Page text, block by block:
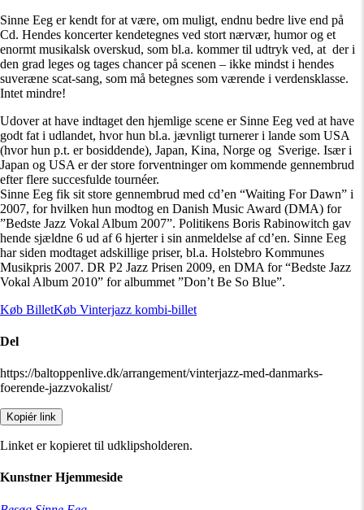
Sinne Eeg er kendt for at være, om muligt, endnu bedre live end på
Cd. Hendes koncerter kendetegnes ved stort nærvær, humor og et
enormt musikalsk overskud, som bl.a. kommer til udtryk ved, at der i
den grad leges og tages chancer på scenen – ikke mindst i hendes
suveræne scat-sang, som må betegnes som værende i verdensklasse.
Intet mindre!
Udover at have indtaget den hjemlige scene er Sinne Eeg ved at have
godt fat i udlandet, hvor hun bl.a. jævnligt turnerer i lande som USA
(hvor hun p.t. er bosiddende), Japan, Kina, Norge og Sverige. Især i
Japan og USA er der store forventninger om kommende gennembrud
efter flere succesfulde tournéer.
Sinne Eeg fik sit store gennembrud med cd’en “Waiting For Dawn” i
2007, for hvilken hun modtog en Danish Music Award (DMA) for
”Bedste Jazz Vokal Album 2007”. Politikens Boris Rabinowitch gav
hende sjældne 6 ud af 6 hjerter i sin anmeldelse af cd’en. Sinne Eeg
har siden modtaget adskillige priser, bl.a. Holstebro Kommunes
Musikpris 2007. DR P2 Jazz Prisen 2009, en DMA for “Bedste Jazz
Vokal Album 2010” for albummet ”Don’t Be So Blue”.
Køb BilletKøb Vinterjazz kombi-billet
Del
https://baltoppenlive.dk/arrangement/vinterjazz-med-danmarks-
foerende-jazzvokalist/
Kopiér link
Linket er kopieret til udklipsholderen.
Kunstner Hjemmeside